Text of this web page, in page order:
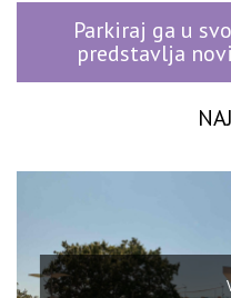
Parkiraj ga u
predstavlja